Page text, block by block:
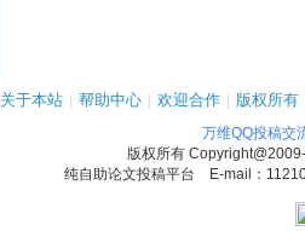
关于本站 | 帮助中心 | 欢迎合作 | 版权所有
万维QQ投稿交
版权所有
纯自助论文投稿平台 E-mail：